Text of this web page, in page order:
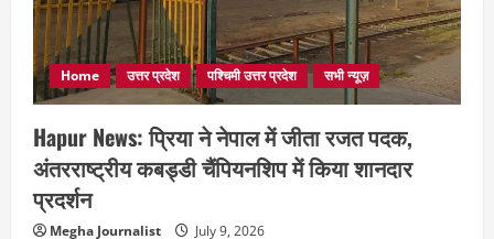
Home उत्तर प्रदेश पश्चिमी उत्तर प्रदेश सभी न्यूज़
Hapur News: प्रिया ने नेपाल में जीता रजत पदक,
अंतरराष्ट्रीय कबड्डी चैंपियनशिप में किया शानदार
प्रदर्शन
Megha Journalist July 9, 2026